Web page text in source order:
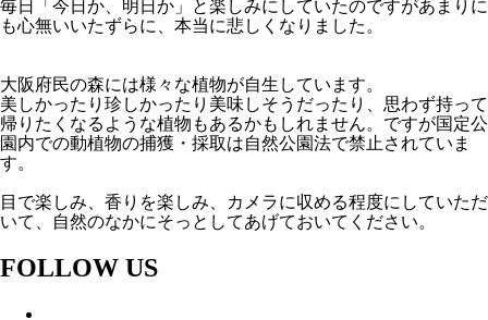
毎日「今日か、明日か」と楽しみにしていたのですがあまりに
も心無いいたずらに、本当に悲しくなりました。
大阪府民の森には様々な植物が自生しています。
美しかったり珍しかったり美味しそうだったり、思わず持って
帰りたくなるような植物もあるかもしれません。ですが国定公
園内での動植物の捕獲・採取は自然公園法で禁止されていま
す。
目で楽しみ、香りを楽しみ、カメラに収める程度にしていただ
いて、自然のなかにそっとしてあげておいてください。
FOLLOW US